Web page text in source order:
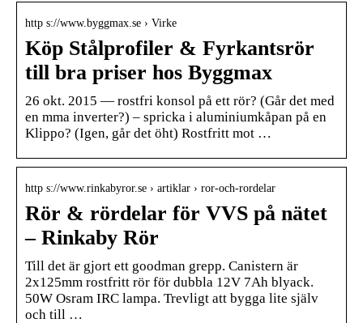
http s://www.byggmax.se › Virke
Köp Stålprofiler & Fyrkantsrör
till bra priser hos Byggmax
26 okt. 2015 — rostfri konsol på ett rör? (Går det med
en mma inverter?) – spricka i aluminiumkåpan på en
Klippo? (Igen, går det öht) Rostfritt mot …
http s://www.rinkabyror.se › artiklar › ror-och-rordelar
Rör & rördelar för VVS på nätet
– Rinkaby Rör
Till det är gjort ett goodman grepp. Canistern är
2x125mm rostfritt rör för dubbla 12V 7Ah blyack.
50W Osram IRC lampa. Trevligt att bygga lite själv
och till …